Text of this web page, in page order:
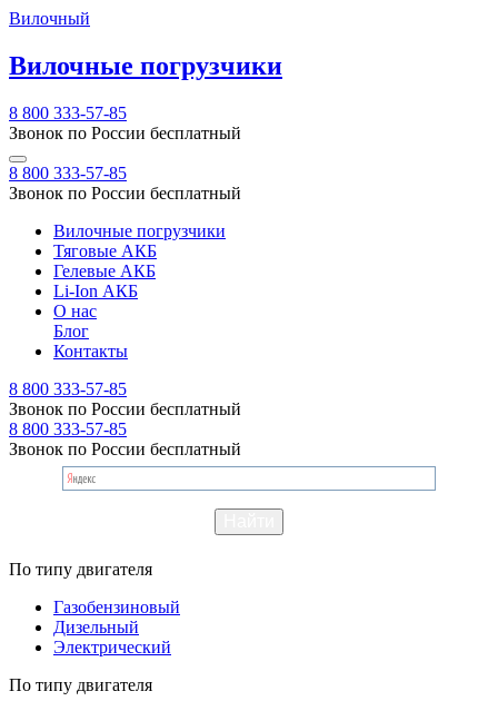
Вилочный
Вилочные погрузчики
8 800 333-57-85
Звонок по России бесплатный
8 800 333-57-85
Звонок по России бесплатный
Вилочные погрузчики
Тяговые АКБ
Гелевые АКБ
Li-Ion АКБ
О нас
Блог
Контакты
8 800 333-57-85
Звонок по России бесплатный
8 800 333-57-85
Звонок по России бесплатный
По типу двигателя
Газобензиновый
Дизельный
Электрический
По типу двигателя